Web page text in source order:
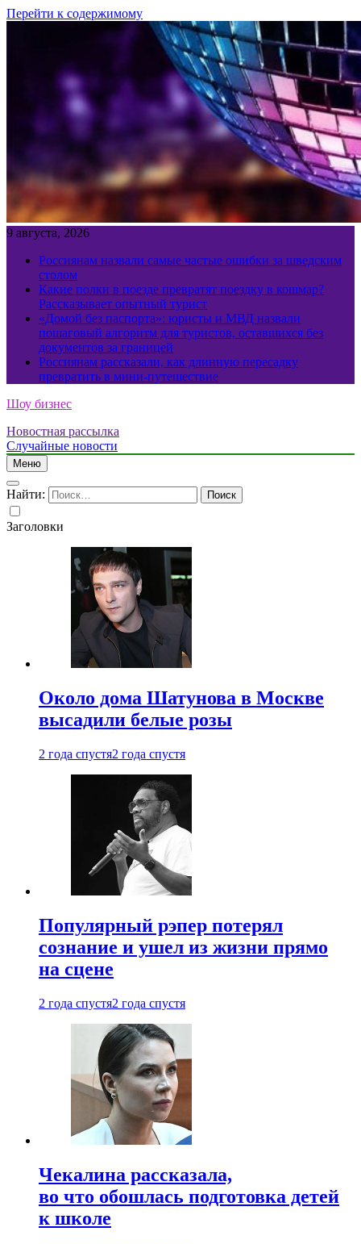
Перейти к содержимому
9 августа, 2026
Россиянам назвали самые частые ошибки за шведским
столом
Какие полки в поезде превратят поездку в кошмар?
Рассказывает опытный турист
«Домой без паспорта»: юристы и МВД назвали
пошаговый алгоритм для туристов, оставшихся без
документов за границей
Россиянам рассказали, как длинную пересадку
превратить в мини-путешествие
Шоу бизнес
Новостная рассылка
Случайные новости
Меню
Найти:
Заголовки
Около дома Шатунова в Москве
высадили белые розы
2 года спустя2 года спустя
Популярный рэпер потерял
сознание и ушел из жизни прямо
на сцене
2 года спустя2 года спустя
Чекалина рассказала,
во что обошлась подготовка детей
к школе